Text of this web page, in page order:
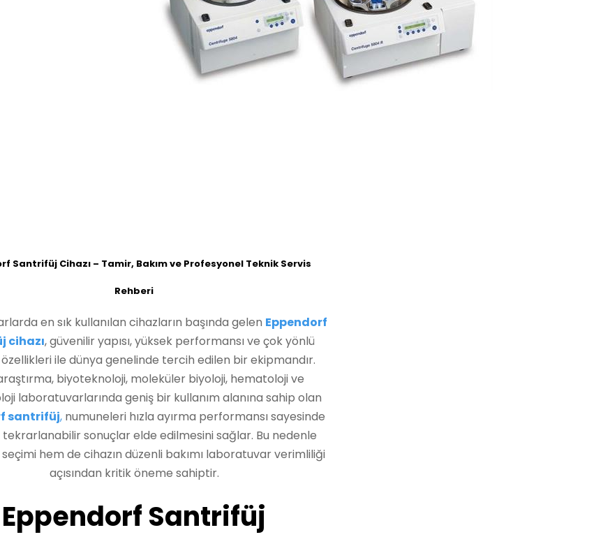
Santrifüj Cihazı – Tamir, Bakım ve Profesyonel Teknik Servis
Rehberi
en sık kullanılan cihazların başında gelen Eppendorf
cihazı, güvenilir yapısı, yüksek performansı ve çok yönlü
özellikleri ile dünya genelinde tercih edilen bir ekipmandır.
biyoteknoloji, moleküler biyoloji, hematoloji ve
laboratuvarlarında geniş bir kullanım alanına sahip olan
santrifüj,numuneleri hızla ayırma performansı sayesinde
sonuçlar elde edilmesini sağlar. Bu nedenle
hem de cihazın düzenli bakımı laboratuvar verimliliği
açısından kritik öneme sahiptir.
Eppendorf Santrifüj